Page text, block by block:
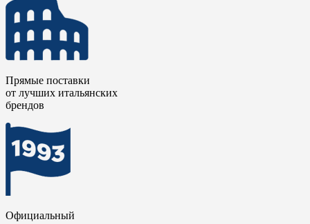
Прямые поставки
от лучших итальянских
брендов
Официальный